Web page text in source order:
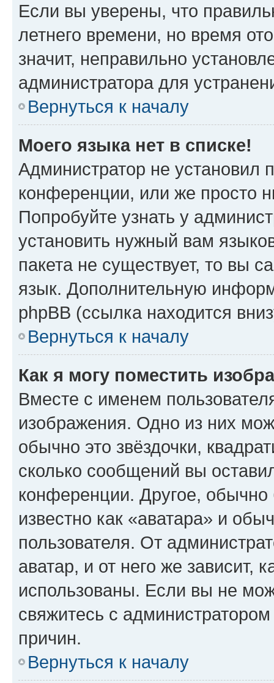
Если вы уверены, что
летнего времени, но время
значит, неправильно
администратора для
Вернуться к началу
Моего языка нет в списке!
Администратор не установил
конференции, или же просто
Попробуйте узнать у
установить нужный вам
пакета не существует, то вы
язык. Дополнительную
phpBB (ссылка находится
Вернуться к началу
Как я могу поместить
Вместе с именем
изображения. Одно из них
обычно это звёздочки,
сколько сообщений вы
конференции. Другое,
известно как «аватара» и
пользователя. От
аватар, и от него же зависит,
использованы. Если вы не
свяжитесь с
причин.
Вернуться к началу